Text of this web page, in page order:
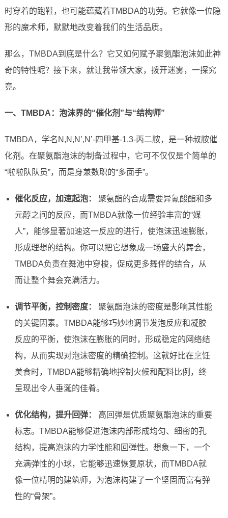
时穿着的跑鞋，也可能蕴藏着TMBDA的功劳。它就像一位隐
形的魔术师，默默地改变着我们的生活品质。
那么，TMBDA到底是什么？它又如何赋予聚氨酯泡沫如此神
奇的特性呢？接下来，就让我带领大家，拨开迷雾，一探究
竟。
一、TMBDA：泡沫界的“催化剂”与“结构师”
TMBDA，学名N,N,N’,N’-四甲基-1,3-丙二胺，是一种叔胺催
化剂。在聚氨酯泡沫的制备过程中，它可不仅仅是个简单的
“啦啦队队员”，而是身兼数职的“多面手”。
催化反应，加速起泡：
聚氨酯的合成需要异氰酸酯和多
元醇之间的反应，而TMBDA就像一位经验丰富的“媒
人”，能够显著加速这一反应的进行，使泡沫迅速膨胀，
形成理想的结构。你可以把它想象成一场盛大的舞会，
TMBDA负责在舞池中穿梭，促成更多舞伴的结合，从
而让整个舞会充满活力。
调节平衡，控制密度：
聚氨酯泡沫的密度是影响其性能
的关键因素。TMBDA能够巧妙地调节发泡反应和凝胶
反应的平衡，使泡沫在膨胀的同时，形成稳定的网络结
构，从而实现对泡沫密度的精确控制。这就好比在烹饪
美食时，TMBDA能够精确地控制火候和配料比例，终
呈现出令人垂涎的佳肴。
优化结构，提升回弹：
高回弹是优质聚氨酯泡沫的重要
标志。TMBDA能够促进泡沫内部形成均匀、细密的孔
结构，提高泡沫的力学性能和回弹性。想象一下，一个
充满弹性的小球，它能够迅速恢复原状，而TMBDA就
像一位精明的建筑师，为泡沫构建了一个坚固而富有弹
性的“骨架”。